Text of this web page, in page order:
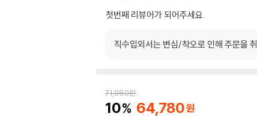
첫번째 리뷰어가 되어주세요
직수입외서는 변심/착오로 인해 주문을
71,980원
10 64,780